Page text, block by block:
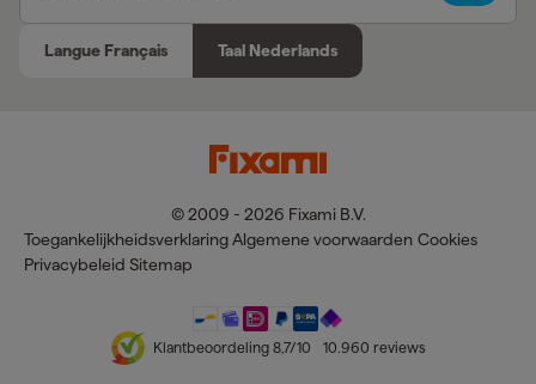
Langue Français Taal Nederlands
© 2009 - 2026 Fixami B.V.
Toegankelijkheidsverklaring Algemene voorwaarden Cookies
Privacybeleid Sitemap
Klantbeoordeling 8,7/10 10.960 reviews